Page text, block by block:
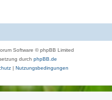
Software © phpBB Limited
durch phpBB.de
| Nutzungsbedingungen